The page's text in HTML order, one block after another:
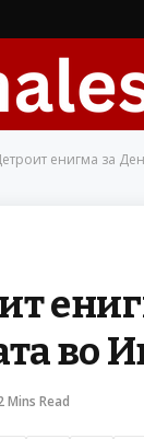
енигма за
во
Mins Read